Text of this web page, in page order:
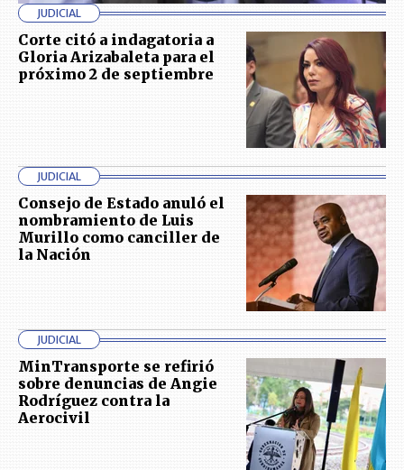
JUDICIAL
Corte citó a indagatoria a
Gloria Arizabaleta para el
próximo 2 de septiembre
JUDICIAL
Consejo de Estado anuló el
nombramiento de Luis
Murillo como canciller de
la Nación
JUDICIAL
MinTransporte se refirió
sobre denuncias de Angie
Rodríguez contra la
Aerocivil